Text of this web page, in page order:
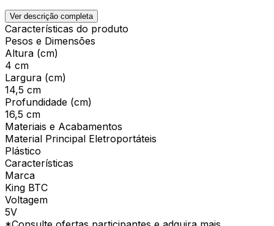
Ver descrição completa
Características do produto
Pesos e Dimensões
Altura (cm)
4 cm
Largura (cm)
14,5 cm
Profundidade (cm)
16,5 cm
Materiais e Acabamentos
Material Principal Eletroportáteis
Plástico
Características
Marca
King BTC
Voltagem
5V